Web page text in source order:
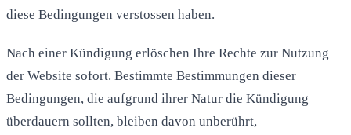
diese Bedingungen verstossen haben.
Nach einer Kündigung erlöschen Ihre Rechte zur Nutzung
der Website sofort. Bestimmte Bestimmungen dieser
Bedingungen, die aufgrund ihrer Natur die Kündigung
überdauern sollten, bleiben davon unberührt,